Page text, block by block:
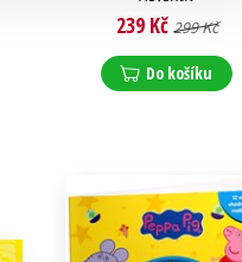
239 Kč 299 Kč
Do košíku